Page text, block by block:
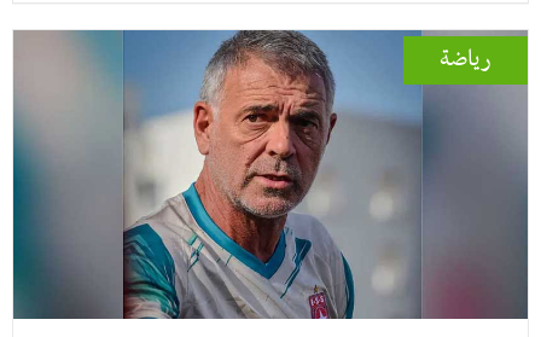
رياضة